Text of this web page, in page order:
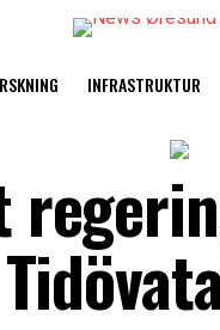
INFRASTRUKTUR